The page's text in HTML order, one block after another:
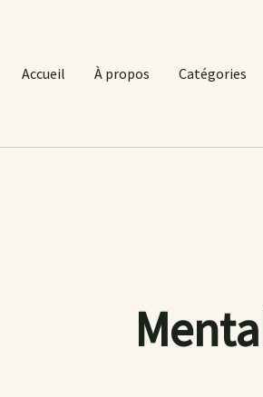
Accueil À propos Catégories